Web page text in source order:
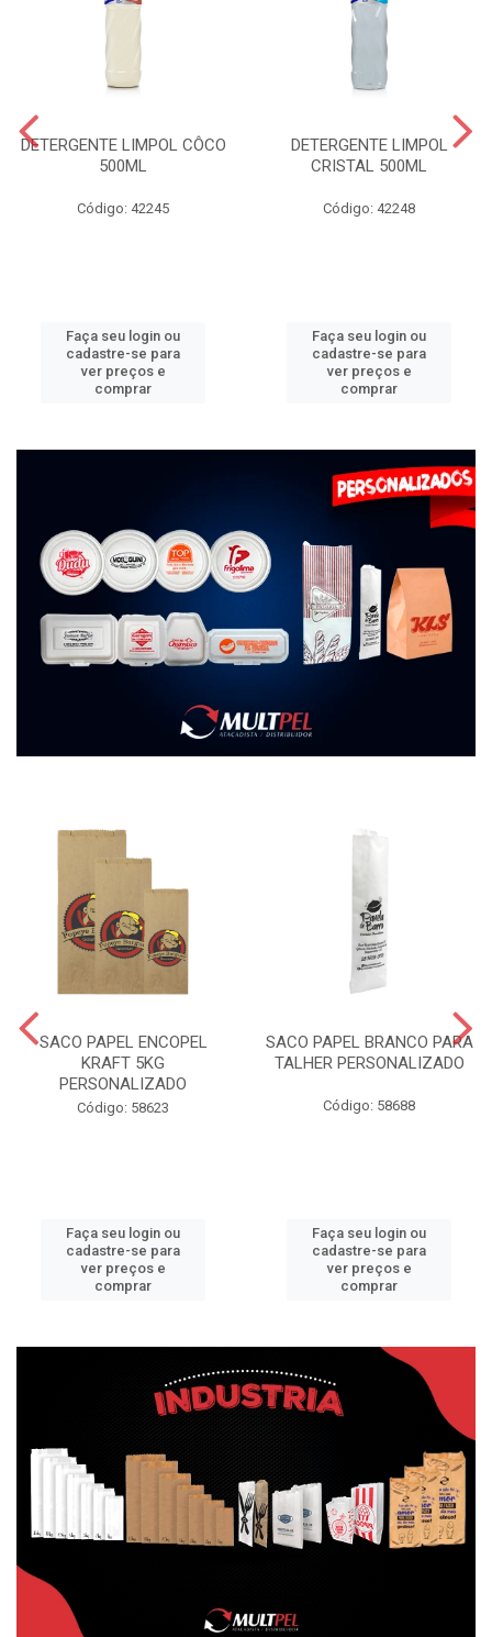
DETERGENTE LIMPOL CÔCO
500ML
Código: 42245
Faça seu login ou
cadastre-se para
ver preços e
comprar
DETERGENTE LIMPOL
CRISTAL 500ML
Código: 42248
Faça seu login ou
cadastre-se para
ver preços e
comprar
SACO PAPEL ENCOPEL
KRAFT 5KG
PERSONALIZADO
Código: 58623
Faça seu login ou
cadastre-se para
ver preços e
comprar
SACO PAPEL BRANCO PARA
TALHER PERSONALIZADO
Código: 58688
Faça seu login ou
cadastre-se para
ver preços e
comprar